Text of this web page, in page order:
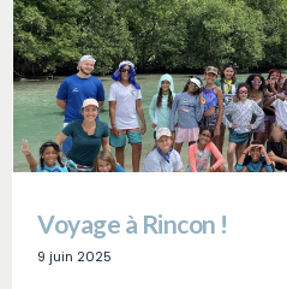
Voyage à Rincon !
9 juin 2025